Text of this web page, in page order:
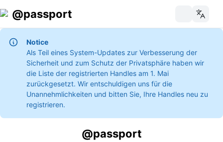
@passport
Notice
Als Teil eines System-Updates zur Verbesserung der
Sicherheit und zum Schutz der Privatsphäre haben wir
die Liste der registrierten Handles am 1. Mai
zurückgesetzt. Wir entschuldigen uns für die
Unannehmlichkeiten und bitten Sie, Ihre Handles neu zu
registrieren.
@passport